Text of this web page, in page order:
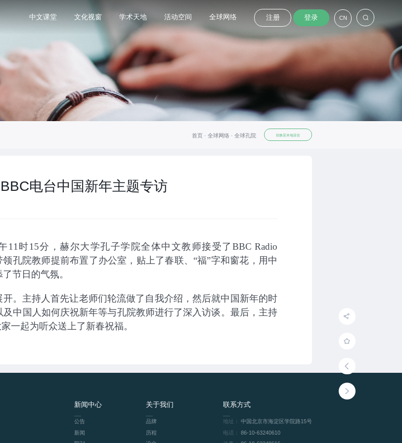
中文课堂 文化视窗 学术天地 活动空间 全球网络 注册 登录 CN
首页 · 全球网络 · 全球孔院 切换至本地语言
电台中国新年主题专访
11时15分，赫尔大学孔子学院全体中文教师接受了BBC Radio
领孔院教师提前布置了办公室，贴上了春联、“福”字和窗花，用中
节日的气氛。
。主持人首先让老师们轮流做了自我介绍，然后就中国新年的时
中国人如何庆祝新年等与孔院教师进行了深入访谈。最后，主持
一起为听众送上了新春祝福。
新闻中心
公告
新闻
关于我们
品牌
历程
联系方式
地址：
中国北京市海淀区学院路15号
电话：
86-10-63240610